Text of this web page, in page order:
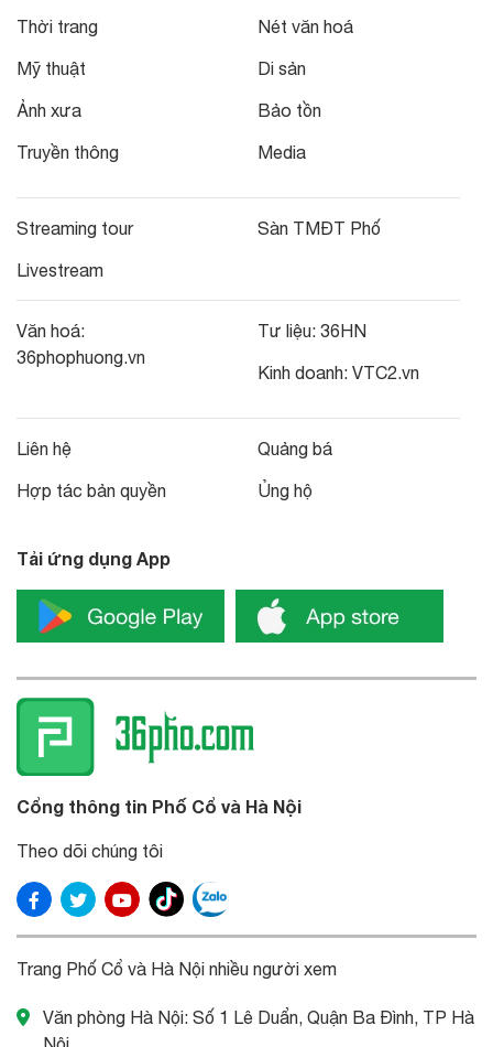
Thời trang
Mỹ thuật
Ảnh xưa
Truyền thông
Nét văn hoá
Di sản
Bảo tồn
Media
Streaming tour
Livestream
Sàn TMĐT Phố
Văn hoá:
36phophuong.vn
Tư liệu: 36HN
Kinh doanh: VTC2.vn
Liên hệ
Hợp tác bản quyền
Quảng bá
Ủng hộ
Tải ứng dụng App
Cổng thông tin Phố Cổ và Hà Nội
Theo dõi chúng tôi
Trang Phố Cổ và Hà Nội nhiều người xem
Văn phòng Hà Nội: Số 1 Lê Duẩn, Quận Ba Đình, TP Hà